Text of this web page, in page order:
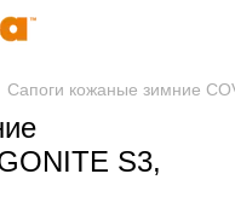
Сапоги кожаные зимние
S3,